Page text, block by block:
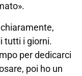
tutti i giorni.
per dedicarci
poi ho un